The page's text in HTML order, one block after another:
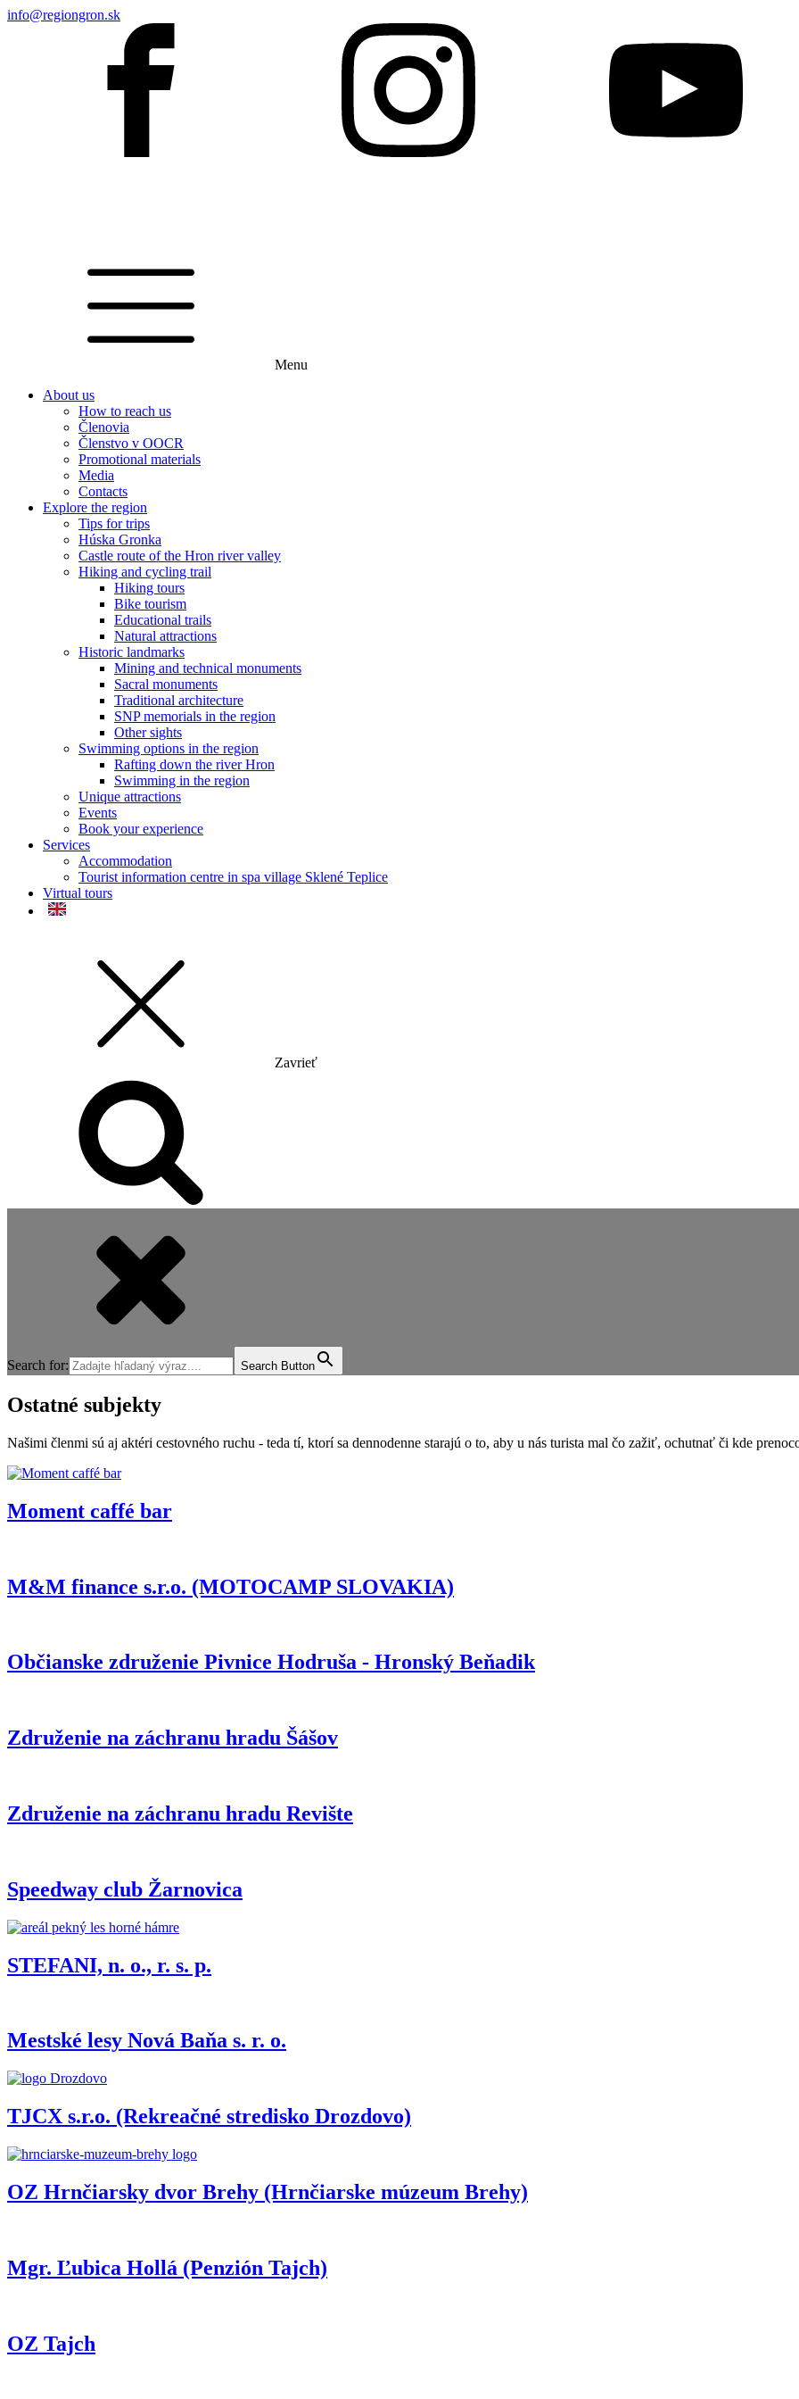
info@regiongron.sk
Menu
About us
How to reach us
Členovia
Členstvo v OOCR
Promotional materials
Media
Contacts
Explore the region
Tips for trips
Húska Gronka
Castle route of the Hron river valley
Hiking and cycling trail
Hiking tours
Bike tourism
Educational trails
Natural attractions
Historic landmarks
Mining and technical monuments
Sacral monuments
Traditional architecture
SNP memorials in the region
Other sights
Swimming options in the region
Rafting down the river Hron
Swimming in the region
Unique attractions
Events
Book your experience
Services
Accommodation
Tourist information centre in spa village Sklené Teplice
Virtual tours
Zavrieť
Search for: Search Button
Ostatné subjekty
Našimi členmi sú aj aktéri cestovného ruchu - teda tí, ktorí sa dennodenne starajú o to, aby u nás turista mal čo zažiť, ochutnať či kde
Moment caffé bar
M&M finance s.r.o. (MOTOCAMP SLOVAKIA)
Občianske združenie Pivnice Hodruša - Hronský Beňadik
Združenie na záchranu hradu Šášov
Združenie na záchranu hradu Revište
Speedway club Žarnovica
STEFANI, n. o., r. s. p.
Mestské lesy Nová Baňa s. r. o.
TJCX s.r.o. (Rekreačné stredisko Drozdovo)
OZ Hrnčiarsky dvor Brehy (Hrnčiarske múzeum Brehy)
Mgr. Ľubica Hollá (Penzión Tajch)
OZ Tajch